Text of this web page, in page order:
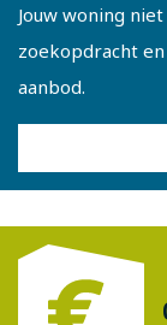
Enkele
- Grotendeels
- Berging
-
- Inhoud 264 m³
Wil je deze
Jouw woning
zoekopdracht
aanbod.